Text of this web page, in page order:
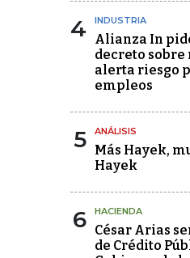
4 INDUSTRIA
Alianza In
decreto
alerta riesgo
empleos
5 ANÁLISIS
Más Hayek,
Hayek
6 HACIENDA
César Arias
de Crédito